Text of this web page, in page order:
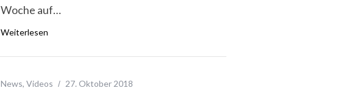
Woche auf…
Weiterlesen
News, Videos 27. Oktober 2018